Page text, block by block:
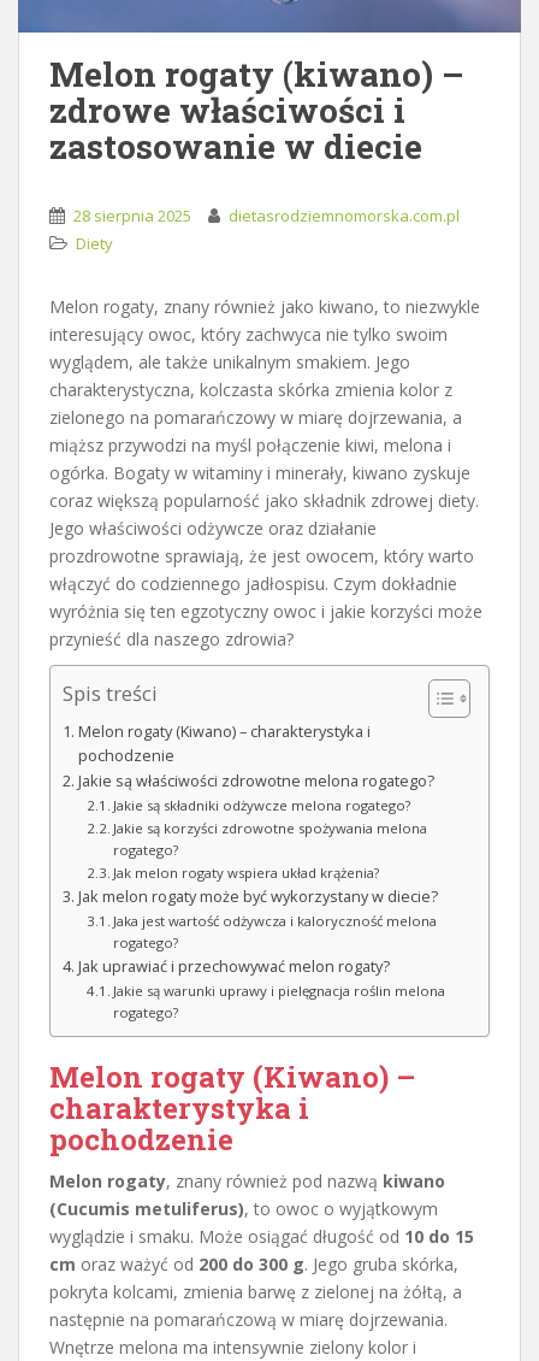
Melon rogaty (kiwano) –
zdrowe właściwości i
zastosowanie w diecie
28 sierpnia 2025
dietasrodziemnomorska.com.pl
Diety
Melon rogaty, znany również jako kiwano, to niezwykle
interesujący owoc, który zachwyca nie tylko swoim
wyglądem, ale także unikalnym smakiem. Jego
charakterystyczna, kolczasta skórka zmienia kolor z
zielonego na pomarańczowy w miarę dojrzewania, a
miąższ przywodzi na myśl połączenie kiwi, melona i
ogórka. Bogaty w witaminy i minerały, kiwano zyskuje
coraz większą popularność jako składnik zdrowej diety.
Jego właściwości odżywcze oraz działanie
prozdrowotne sprawiają, że jest owocem, który warto
włączyć do codziennego jadłospisu. Czym dokładnie
wyróżnia się ten egzotyczny owoc i jakie korzyści może
przynieść dla naszego zdrowia?
Spis treści
Melon rogaty (Kiwano) – charakterystyka i
pochodzenie
Jakie są właściwości zdrowotne melona rogatego?
Jakie są składniki odżywcze melona rogatego?
Jakie są korzyści zdrowotne spożywania melona
rogatego?
Jak melon rogaty wspiera układ krążenia?
Jak melon rogaty może być wykorzystany w diecie?
Jaka jest wartość odżywcza i kaloryczność melona
rogatego?
Jak uprawiać i przechowywać melon rogaty?
Jakie są warunki uprawy i pielęgnacja roślin melona
rogatego?
Melon rogaty (Kiwano) –
charakterystyka i
pochodzenie
Melon rogaty, znany również pod nazwą kiwano
(Cucumis metuliferus), to owoc o wyjątkowym
wyglądzie i smaku. Może osiągać długość od 10 do 15
cm oraz ważyć od 200 do 300 g. Jego gruba skórka,
pokryta kolcami, zmienia barwę z zielonej na żółtą, a
następnie na pomarańczową w miarę dojrzewania.
Wnętrze melona ma intensywnie zielony kolor i